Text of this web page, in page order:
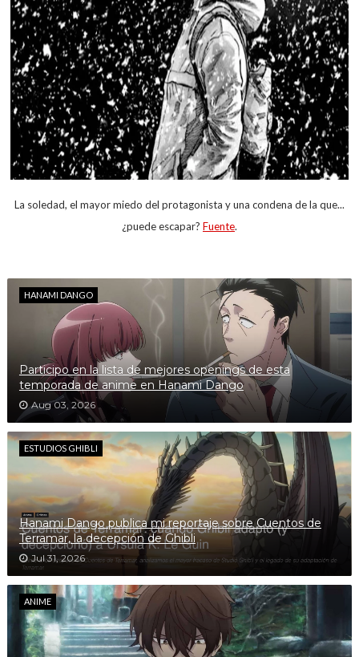
La soledad, el mayor miedo del protagonista y una condena de la que...
¿puede escapar? Fuente.
HANAMI DANGO
Participo en la lista de mejores openings de esta
temporada de anime en Hanami Dango
Aug 03, 2026
ESTUDIOS GHIBLI
Hanami Dango publica mi reportaje sobre Cuentos de
Terramar, la decepción de Ghibli
Jul 31, 2026
ANIME